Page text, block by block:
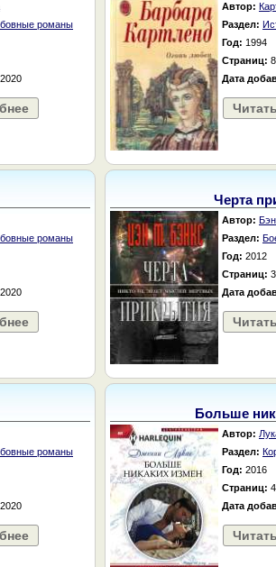
романы
Автор:
Раздел:
Год: 1994
Страниц:
Дата
Читать
романы
Черта
Автор:
Раздел:
Год: 2012
Страниц:
Дата
Читать
романы
Больше
Автор:
Раздел:
Год: 2016
Страниц:
Дата
Читать